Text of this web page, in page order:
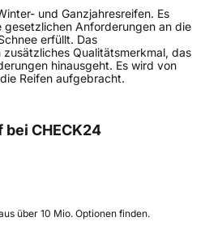
und Ganzjahresreifen. Es
gesetzlichen Anforderungen an die
erfüllt. Das
Qualitätsmerkmal, das
hinausgeht. Es wird von
Reifen aufgebracht.
CHECK24
über 10 Mio. Optionen finden.